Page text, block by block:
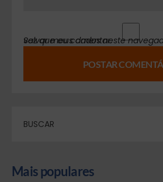
Salvar meus dados neste navegador para a próxima vez que eu comentar.
Mais populares